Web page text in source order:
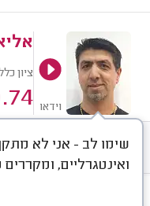
וידאו
ציון
שימו לב - אני לא
ואינטגרליים,
חוות דעת